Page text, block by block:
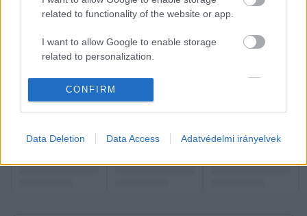
related to functionality of the website or app.
I want to allow Google to enable storage
related to personalization.
I want to allow Google to enable storage
related to security, including authentication
functionality and fraud prevention, and other
CONFIRM
Data Deletion Data Access Adatvédelmi irányelvek
Jelenleg három európai uniós tagállam nem
vesz részt az Európai Ügyészség (EPPO)
munkájában: Magyarország, Dánia és Írország.
A telejs cikk elolvasható az Euronews oldalán
ECSUP SHORTS